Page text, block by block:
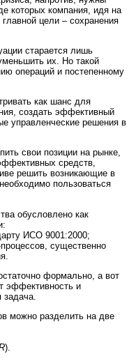
которых компания, идя на
цели – сохранения
старается лишь
их. Но такой
операций и постепенному
как шанс для
создать эффективный
управленческие решения в
свои позиции на рынке,
средств,
решить возникающие в
пользоваться
обусловлено как
ИСО 9001:2000;
существенно
формально, а вот
эффективность и
задача.
можно разделить на две
).